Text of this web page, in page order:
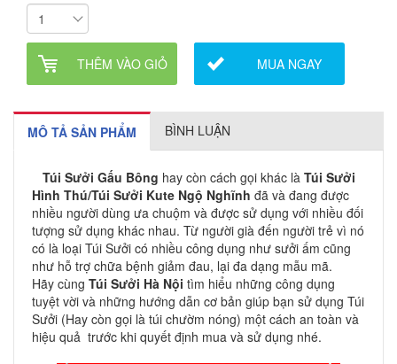
THÊM VÀO GIỎ MUA NGAY
MÔ TẢ SẢN PHẨM BÌNH LUẬN
Túi Sưởi Gấu Bông hay còn cách gọi khác là Túi Sưởi
Hình Thú/Túi Sưởi Kute Ngộ Nghĩnh đã và đang được
nhiều người dùng ưa chuộm và được sử dụng với nhiều đối
tượng sử dụng khác nhau. Từ người già đến người trẻ vì nó
có là loại Túi Sưởi có nhiều công dụng như sưởi ấm cũng
như hỗ trợ chữa bệnh giảm đau, lại đa dạng mẫu mã.
Hãy cùng Túi Sưởi Hà Nội tìm hiểu những công dụng
tuyệt vời và những hướng dẫn cơ bản giúp bạn sử dụng Túi
Sưởi (Hay còn gọi là túi chườm nóng) một cách an toàn và
hiệu quả trước khi quyết định mua và sử dụng nhé.